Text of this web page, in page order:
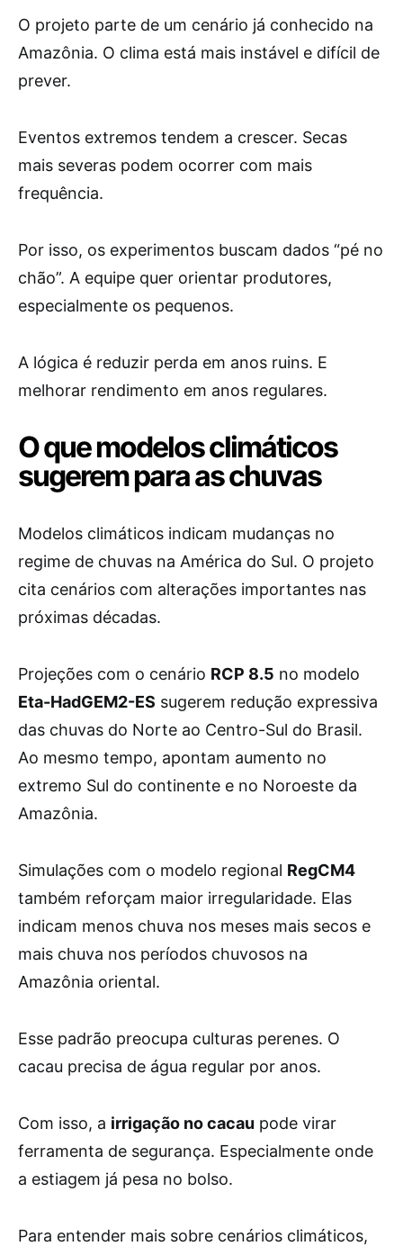
O projeto parte de um cenário já conhecido na
Amazônia. O clima está mais instável e difícil de
prever.
Eventos extremos tendem a crescer. Secas
mais severas podem ocorrer com mais
frequência.
Por isso, os experimentos buscam dados “pé no
chão”. A equipe quer orientar produtores,
especialmente os pequenos.
A lógica é reduzir perda em anos ruins. E
melhorar rendimento em anos regulares.
O que modelos climáticos
sugerem para as chuvas
Modelos climáticos indicam mudanças no
regime de chuvas na América do Sul. O projeto
cita cenários com alterações importantes nas
próximas décadas.
Projeções com o cenário RCP 8.5 no modelo
Eta-HadGEM2-ES sugerem redução expressiva
das chuvas do Norte ao Centro-Sul do Brasil.
Ao mesmo tempo, apontam aumento no
extremo Sul do continente e no Noroeste da
Amazônia.
Simulações com o modelo regional RegCM4
também reforçam maior irregularidade. Elas
indicam menos chuva nos meses mais secos e
mais chuva nos períodos chuvosos na
Amazônia oriental.
Esse padrão preocupa culturas perenes. O
cacau precisa de água regular por anos.
Com isso, a irrigação no cacau pode virar
ferramenta de segurança. Especialmente onde
a estiagem já pesa no bolso.
Para entender mais sobre cenários climáticos,